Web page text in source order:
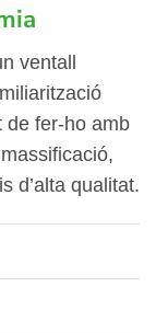
ventall
de fer-ho amb
d’alta qualitat.